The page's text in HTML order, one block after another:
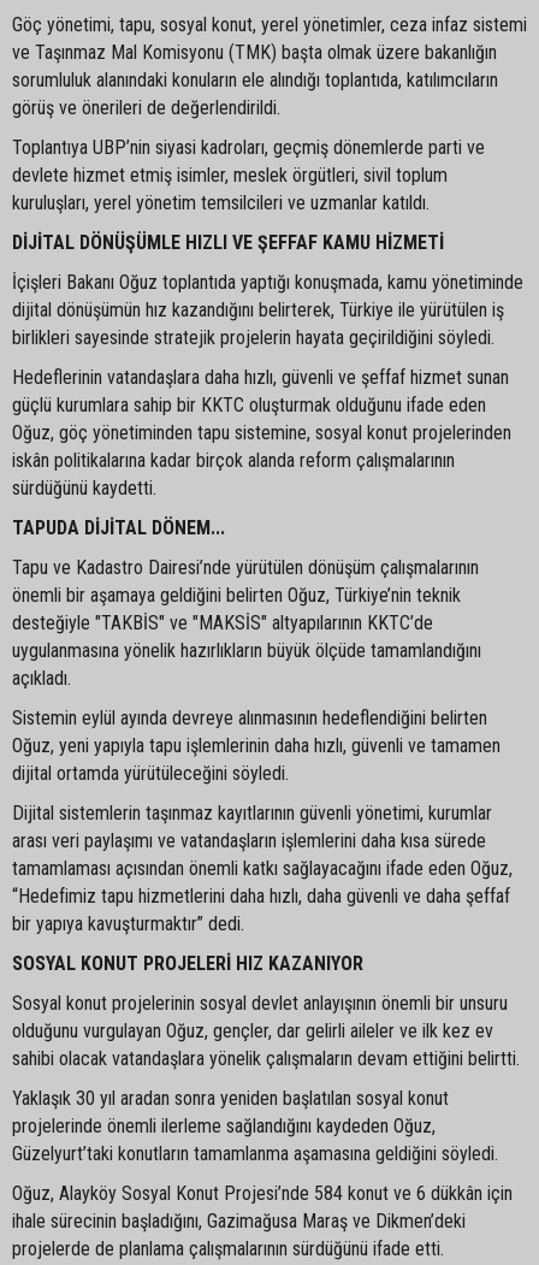
Göç yönetimi, tapu, sosyal konut, yerel yönetimler, ceza infaz sistemi
ve Taşınmaz Mal Komisyonu (TMK) başta olmak üzere bakanlığın
sorumluluk alanındaki konuların ele alındığı toplantıda, katılımcıların
görüş ve önerileri de değerlendirildi.
Toplantıya UBP’nin siyasi kadroları, geçmiş dönemlerde parti ve
devlete hizmet etmiş isimler, meslek örgütleri, sivil toplum
kuruluşları, yerel yönetim temsilcileri ve uzmanlar katıldı.
DİJİTAL DÖNÜŞÜMLE HIZLI VE ŞEFFAF KAMU HİZMETİ
İçişleri Bakanı Oğuz toplantıda yaptığı konuşmada, kamu yönetiminde
dijital dönüşümün hız kazandığını belirterek, Türkiye ile yürütülen iş
birlikleri sayesinde stratejik projelerin hayata geçirildiğini söyledi.
Hedeflerinin vatandaşlara daha hızlı, güvenli ve şeffaf hizmet sunan
güçlü kurumlara sahip bir KKTC oluşturmak olduğunu ifade eden
Oğuz, göç yönetiminden tapu sistemine, sosyal konut projelerinden
iskân politikalarına kadar birçok alanda reform çalışmalarının
sürdüğünü kaydetti.
TAPUDA DİJİTAL DÖNEM...
Tapu ve Kadastro Dairesi’nde yürütülen dönüşüm çalışmalarının
önemli bir aşamaya geldiğini belirten Oğuz, Türkiye’nin teknik
desteğiyle "TAKBİS" ve "MAKSİS" altyapılarının KKTC’de
uygulanmasına yönelik hazırlıkların büyük ölçüde tamamlandığını
açıkladı.
Sistemin eylül ayında devreye alınmasının hedeflendiğini belirten
Oğuz, yeni yapıyla tapu işlemlerinin daha hızlı, güvenli ve tamamen
dijital ortamda yürütüleceğini söyledi.
Dijital sistemlerin taşınmaz kayıtlarının güvenli yönetimi, kurumlar
arası veri paylaşımı ve vatandaşların işlemlerini daha kısa sürede
tamamlaması açısından önemli katkı sağlayacağını ifade eden Oğuz,
“Hedefimiz tapu hizmetlerini daha hızlı, daha güvenli ve daha şeffaf
bir yapıya kavuşturmaktır” dedi.
SOSYAL KONUT PROJELERİ HIZ KAZANIYOR
Sosyal konut projelerinin sosyal devlet anlayışının önemli bir unsuru
olduğunu vurgulayan Oğuz, gençler, dar gelirli aileler ve ilk kez ev
sahibi olacak vatandaşlara yönelik çalışmaların devam ettiğini belirtti.
Yaklaşık 30 yıl aradan sonra yeniden başlatılan sosyal konut
projelerinde önemli ilerleme sağlandığını kaydeden Oğuz,
Güzelyurt’taki konutların tamamlanma aşamasına geldiğini söyledi.
Oğuz, Alayköy Sosyal Konut Projesi’nde 584 konut ve 6 dükkân için
ihale sürecinin başladığını, Gazimağusa Maraş ve Dikmen’deki
projelerde de planlama çalışmalarının sürdüğünü ifade etti.